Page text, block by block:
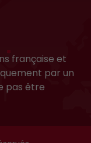
française et
par un
pas être